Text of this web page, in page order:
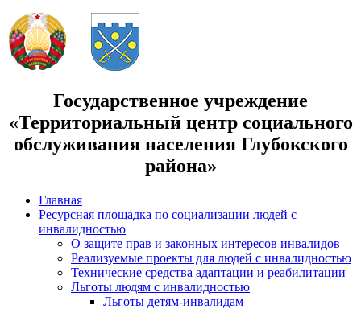
Государственное учреждение
«Территориальный центр социального
обслуживания населения Глубокского
района»
Главная
Ресурсная площадка по социализации людей с
инвалидностью
О защите прав и законных интересов инвалидов
Реализуемые проекты для людей с инвалидностью
Технические средства адаптации и реабилитации
Льготы людям с инвалидностью
Льготы детям-инвалидам